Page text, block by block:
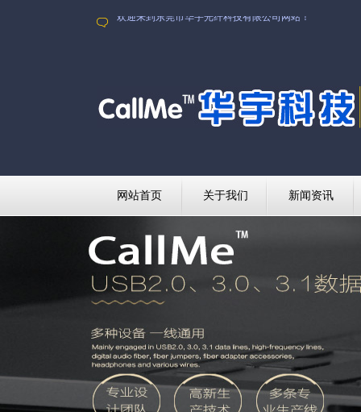
欢迎来到东莞市华宇光纤科技有限公司网站！
网站首页 关于我们 新闻资讯